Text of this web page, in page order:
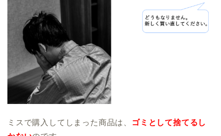
ミスで購入してしまった商品は、
ゴミとして捨てるし